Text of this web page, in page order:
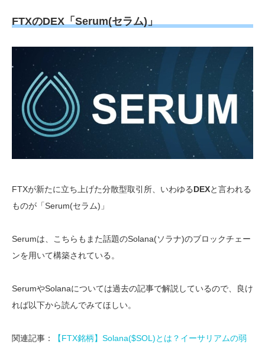
FTXのDEX「Serum(セラム)」
FTXが新たに立ち上げた分散型取引所、いわゆるDEXと言われる
ものが「Serum(セラム)」
Serumは、こちらもまた話題のSolana(ソラナ)のブロックチェー
ンを用いて構築されている。
SerumやSolanaについては過去の記事で解説しているので、良け
れば以下から読んでみてほしい。
関連記事：
【FTX銘柄】Solana($SOL)とは？イーサリアムの弱